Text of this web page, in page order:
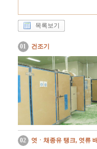
목록보기
01 건조기
02 엿ㆍ채종유 탱크, 엿류